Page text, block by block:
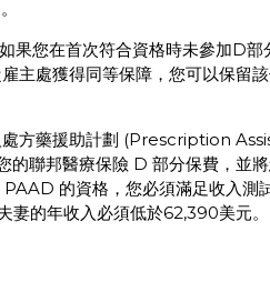
果您在首次符合資格時未參加D
主處獲得同等保障，您可以保留
處方藥援助計劃 (Prescription
的聯邦醫療保險 D 部分保費，並
的資格，您必須滿足收入測
妻的年收入必須低於62,390美元。